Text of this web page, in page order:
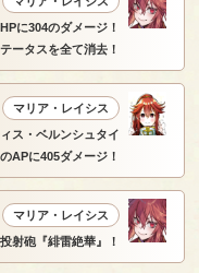
に304のダメージ！
ータスを全て消去！
マリア・レイシス
ス・ベルンシュタイ
APに405ダメージ！
マリア・レイシス
射砲『緋雷絶華』！